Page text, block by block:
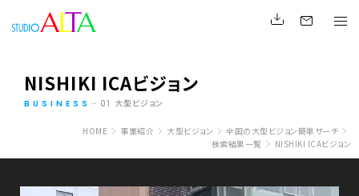
NISHIKI ICAビジョン
BUSINESS 01 大型ビジョン
HOME 事業紹介 大型ビジョン
全国の大型ビジョン簡単サーチ
検索結果一覧
NISHIKI ICAビジョン